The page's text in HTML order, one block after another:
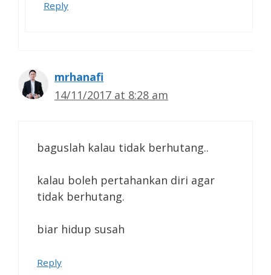
Reply
mrhanafi
14/11/2017 at 8:28 am
baguslah kalau tidak berhutang..
kalau boleh pertahankan diri agar
tidak berhutang.
biar hidup susah
Reply